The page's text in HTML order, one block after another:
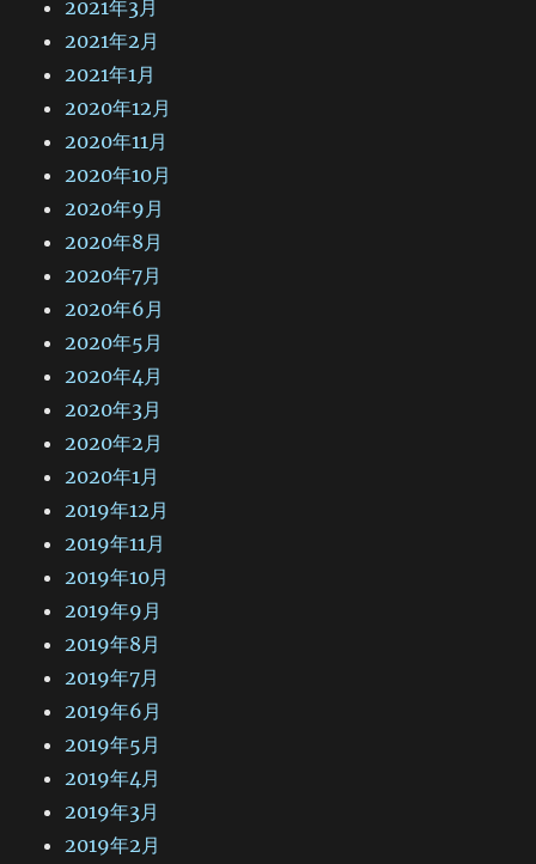
2021年3月
2021年2月
2021年1月
2020年12月
2020年11月
2020年10月
2020年9月
2020年8月
2020年7月
2020年6月
2020年5月
2020年4月
2020年3月
2020年2月
2020年1月
2019年12月
2019年11月
2019年10月
2019年9月
2019年8月
2019年7月
2019年6月
2019年5月
2019年4月
2019年3月
2019年2月